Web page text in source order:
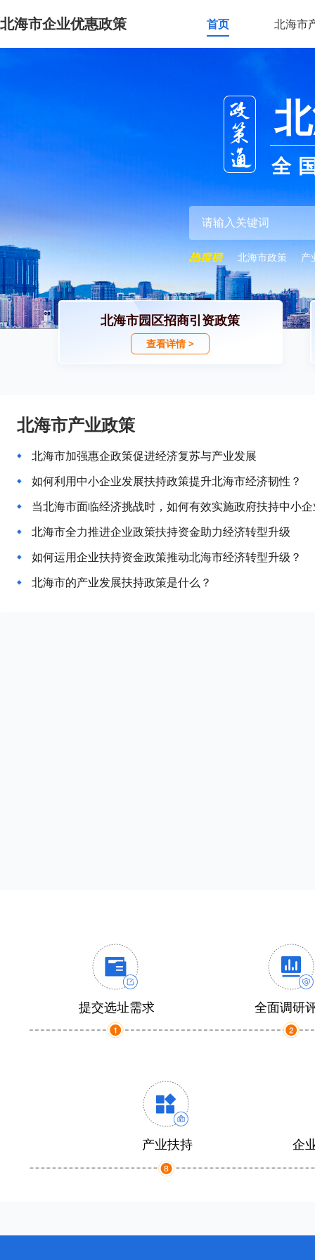
北海市企业优惠政策 首页 北海市
全
北海市政策 产
北海市园区招商引资政策
查看详情 >
北海市产业政策
北海市加强惠企政策促进经济复苏与产业发展
如何利用中小企业发展扶持政策提升北海市经济韧性？
当北海市面临经济挑战时，如何有效实施政府扶持中小
北海市全力推进企业政策扶持资金助力经济转型升级
如何运用企业扶持资金政策推动北海市经济转型升级？
北海市的产业发展扶持政策是什么？
提交选址需求 全面调研
产业扶持 企